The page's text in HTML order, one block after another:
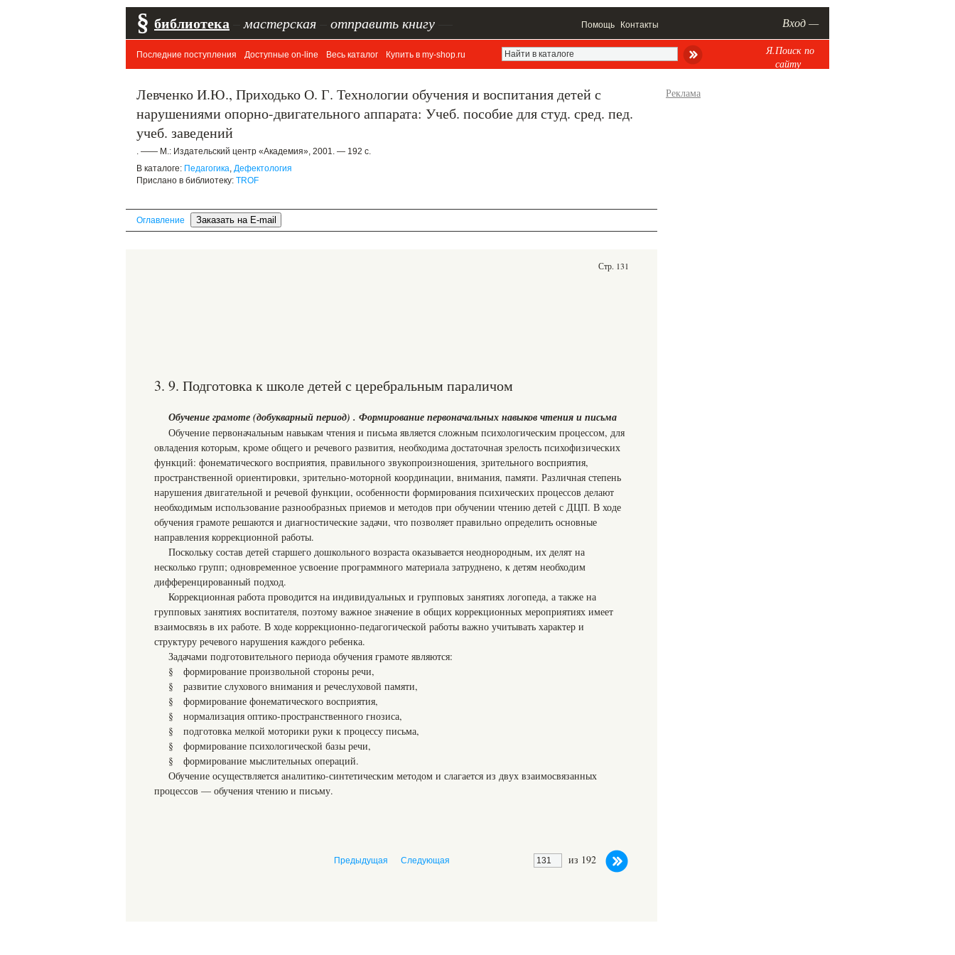
§ библиотека мастерская отправить книгу Помощь Контакты Вход —
Последние поступления Доступные on-line Весь каталог Купить в my-shop.ru
Я.Поиск по
сайту
Левченко И.Ю., Приходько О. Г. Технологии обучения и воспитания детей с
нарушениями опорно-двигательного аппарата: Учеб. пособие для студ. сред. пед.
учеб. заведений
. —— М.: Издательский центр «Академия», 2001. — 192 с.
В каталоге: Педагогика, Дефектология
Прислано в библиотеку: TROF
Оглавление
Стр. 131
3. 9. Подготовка к школе детей с церебральным параличом
Обучение грамоте (добукварный период) . Формирование первоначальных навыков чтения и письма
Обучение первоначальным навыкам чтения и письма является сложным психологическим процессом, для
овладения которым, кроме общего и речевого развития, необходима достаточная зрелость психофизических
функций: фонематического восприятия, правильного звукопроизношения, зрительного восприятия,
пространственной ориентировки, зрительно-моторной координации, внимания, памяти. Различная степень
нарушения двигательной и речевой функции, особенности формирования психических процессов делают
необходимым использование разнообразных приемов и методов при обучении чтению детей с ДЦП. В ходе
обучения грамоте решаются и диагностические задачи, что позволяет правильно определить основные
направления коррекционной работы.
Поскольку состав детей старшего дошкольного возраста оказывается неоднородным, их делят на
несколько групп; одновременное усвоение программного материала затруднено, к детям необходим
дифференцированный подход.
Коррекционная работа проводится на индивидуальных и групповых занятиях логопеда, а также на
групповых занятиях воспитателя, поэтому важное значение в общих коррекционных мероприятиях имеет
взаимосвязь в их работе. В ходе коррекционно-педагогической работы важно учитывать характер и
структуру речевого нарушения каждого ребенка.
Задачами подготовительного периода обучения грамоте являются:
§ формирование произвольной стороны речи,
§ развитие слухового внимания и речеслуховой памяти,
§ формирование фонематического восприятия,
§ нормализация оптико-пространственного гнозиса,
§ подготовка мелкой моторики руки к процессу письма,
§ формирование психологической базы речи,
§ формирование мыслительных операций.
Обучение осуществляется аналитико-синтетическим методом и слагается из двух взаимосвязанных
процессов — обучения чтению и письму.
из 192
Предыдущая Следующая
Реклама